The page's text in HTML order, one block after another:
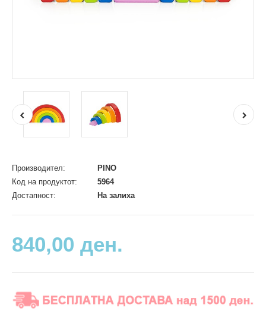
Производител:
PINO
Код на продуктот:
5964
Достапност:
На залиха
840,00 ден.